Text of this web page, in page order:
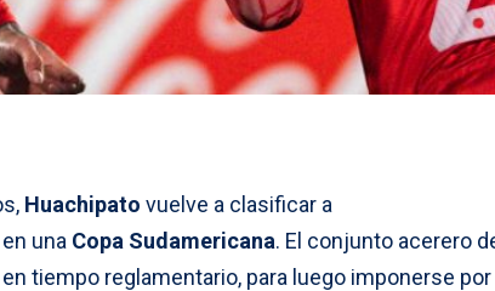
Huachipato vuelve a clasificar a
una Copa Sudamericana. El conjunto acerero
en tiempo reglamentario, para luego imponerse